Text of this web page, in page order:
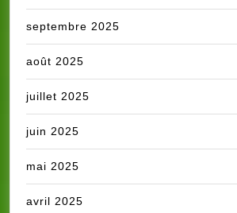
septembre 2025
août 2025
juillet 2025
juin 2025
mai 2025
avril 2025